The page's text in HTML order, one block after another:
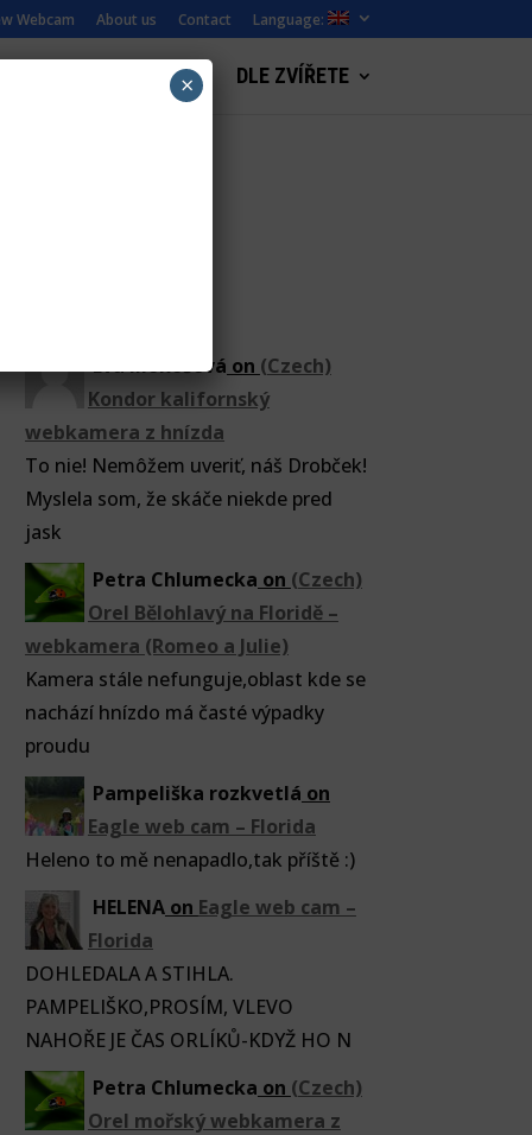
Webcam About us Contact Language:
LANDSCAPE WEBCAMS DLE ZVÍŘETE
Eva Mokošová on (Czech)
Kondor kalifornský
webkamera z hnízda
To nie! Nemôžem uveriť, náš Drobček!
Myslela som, že skáče niekde pred
jask
Petra Chlumecka on (Czech)
Orel Bělohlavý na Floridě –
webkamera (Romeo a Julie)
Kamera stále nefunguje,oblast kde se
nachází hnízdo má časté výpadky
proudu
Pampeliška rozkvetlá on
Eagle web cam – Florida
Heleno to mě nenapadlo,tak příště :)
HELENAon Eagle web cam –
Florida
DOHLEDALA A STIHLA.
PAMPELIŠKO,PROSÍM, VLEVO
NAHOŘE JE ČAS ORLÍKŮ-KDYŽ HO N
Petra Chlumecka on (Czech)
Orel mořský webkamera z
×